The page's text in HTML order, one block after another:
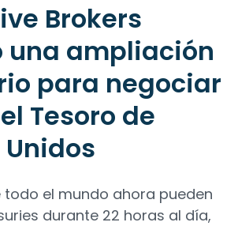
Brokers
una ampliación
para negociar
Tesoro de
todo el mundo ahora pueden
durante 22 horas al día,